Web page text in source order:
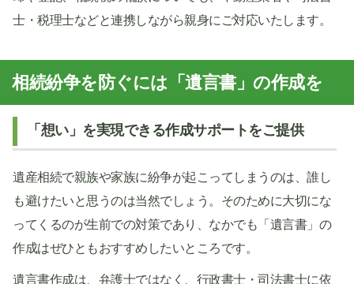
士・税理士などと連携しながら親身にご対応いたします。
相続紛争を防ぐには「遺言書」の作成を
「想い」を実現できる作成サポートをご提供
遺産相続で親族や家族に紛争が起こってしまうのは、誰し
も避けたいと思うのは当然でしょう。そのために大切にな
ってくるのが生前での対策であり、なかでも「遺言書」の
作成はぜひともおすすめしたいところです。
遺言書作成は、弁護士ではなく、行政書士・司法書士に依